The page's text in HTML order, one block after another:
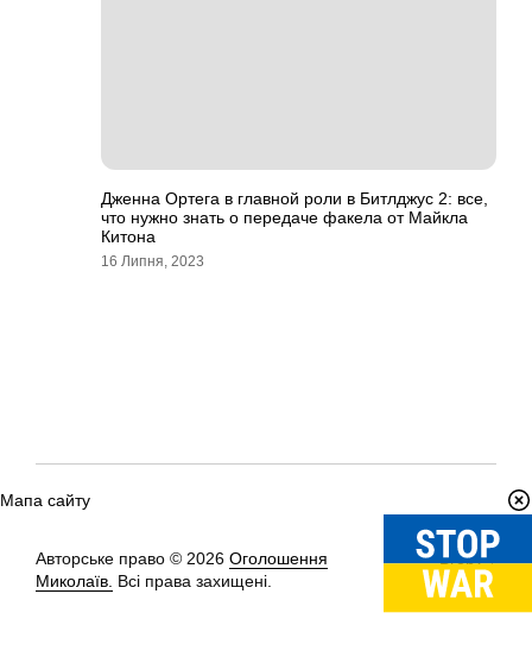
Дженна Ортега в главной роли в Битлджус 2: все,
что нужно знать о передаче факела от Майкла
Китона
16 Липня, 2023
Мапа сайту
Авторське право © 2026 Оголошення
Миколаїв. Всі права захищені.
Вгору